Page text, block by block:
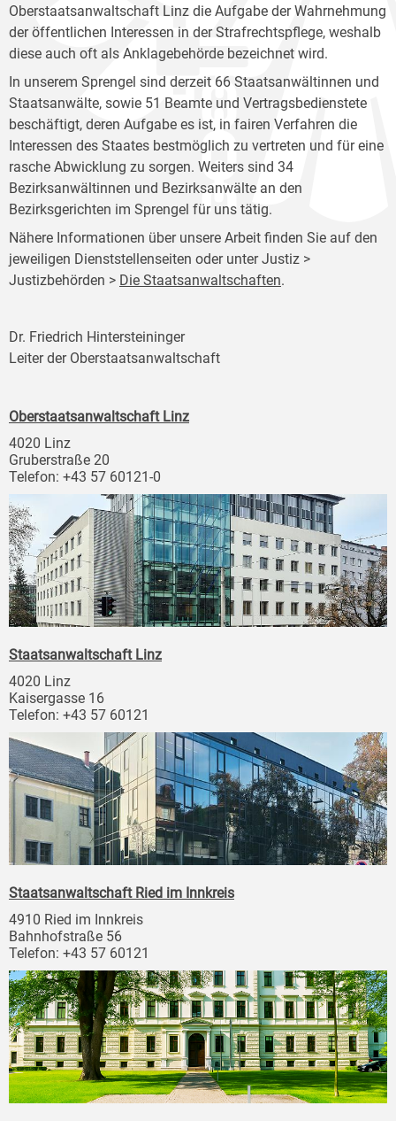
Oberstaatsanwaltschaft Linz die Aufgabe der Wahrnehmung
der öffentlichen Interessen in der Strafrechtspflege, weshalb
diese auch oft als Anklagebehörde bezeichnet wird.
In unserem Sprengel sind derzeit 66 Staatsanwältinnen und
Staatsanwälte, sowie 51 Beamte und Vertragsbedienstete
beschäftigt, deren Aufgabe es ist, in fairen Verfahren die
Interessen des Staates bestmöglich zu vertreten und für eine
rasche Abwicklung zu sorgen. Weiters sind 34
Bezirksanwältinnen und Bezirksanwälte an den
Bezirksgerichten im Sprengel für uns tätig.
Nähere Informationen über unsere Arbeit finden Sie auf den
jeweiligen Dienststellenseiten oder unter Justiz >
Justizbehörden > Die Staatsanwaltschaften.
Dr. Friedrich Hintersteininger
Leiter der Oberstaatsanwaltschaft
Oberstaatsanwaltschaft Linz
4020 Linz
Gruberstraße 20
Telefon: +43 57 60121-0
Staatsanwaltschaft Linz
4020 Linz
Kaisergasse 16
Telefon: +43 57 60121
Staatsanwaltschaft Ried im Innkreis
4910 Ried im Innkreis
Bahnhofstraße 56
Telefon: +43 57 60121